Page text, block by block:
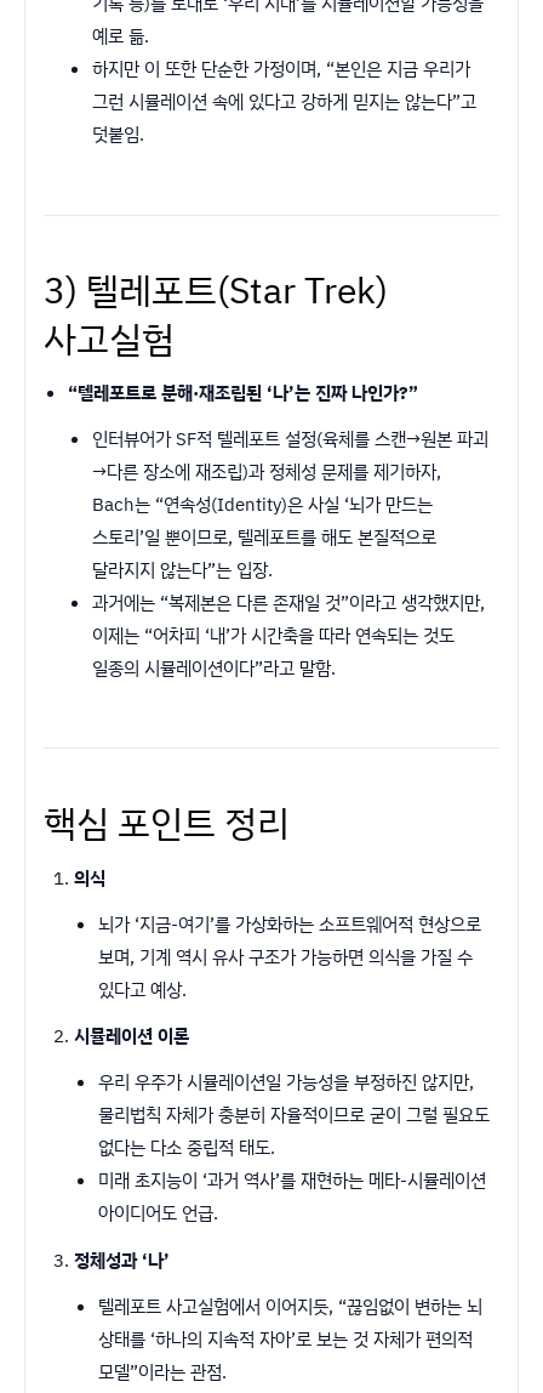
예로 듦.
하지만 이 또한 단순한 가정이며, “본인은 지금 우리가
그런 시뮬레이션 속에 있다고 강하게 믿지는 않는다”고
덧붙임.
3) 텔레포트(Star Trek)
사고실험
“텔레포트로 분해·재조립된 ‘나’는 진짜 나인가?”
인터뷰어가 SF적 텔레포트 설정(육체를 스캔→원본 파괴
→다른 장소에 재조립)과 정체성 문제를 제기하자,
Bach는 “연속성(Identity)은 사실 ‘뇌가 만드는
스토리’일 뿐이므로, 텔레포트를 해도 본질적으로
달라지지 않는다”는 입장.
과거에는 “복제본은 다른 존재일 것”이라고 생각했지만,
이제는 “어차피 ‘내’가 시간축을 따라 연속되는 것도
일종의 시뮬레이션이다”라고 말함.
핵심 포인트 정리
의식
뇌가 ‘지금-여기’를 가상화하는 소프트웨어적 현상으로
보며, 기계 역시 유사 구조가 가능하면 의식을 가질 수
있다고 예상.
시뮬레이션 이론
우리 우주가 시뮬레이션일 가능성을 부정하진 않지만,
물리법칙 자체가 충분히 자율적이므로 굳이 그럴 필요도
없다는 다소 중립적 태도.
미래 초지능이 ‘과거 역사’를 재현하는 메타-시뮬레이션
아이디어도 언급.
정체성과 ‘나’
텔레포트 사고실험에서 이어지듯, “끊임없이 변하는 뇌
상태를 ‘하나의 지속적 자아’로 보는 것 자체가 편의적
모델”이라는 관점.